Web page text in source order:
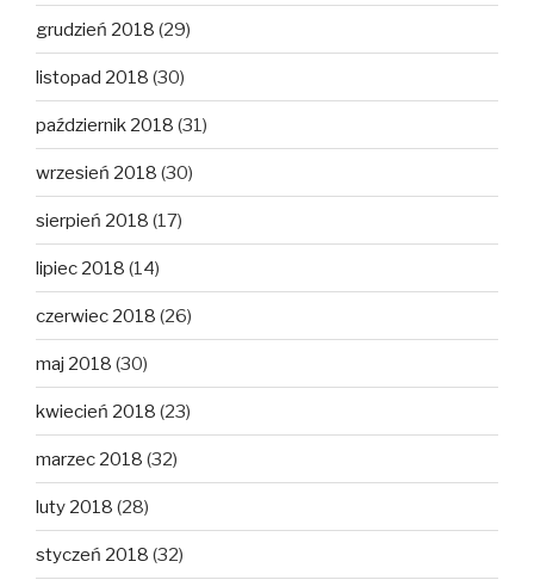
grudzień 2018 (29)
listopad 2018 (30)
październik 2018 (31)
wrzesień 2018 (30)
sierpień 2018 (17)
lipiec 2018 (14)
czerwiec 2018 (26)
maj 2018 (30)
kwiecień 2018 (23)
marzec 2018 (32)
luty 2018 (28)
styczeń 2018 (32)